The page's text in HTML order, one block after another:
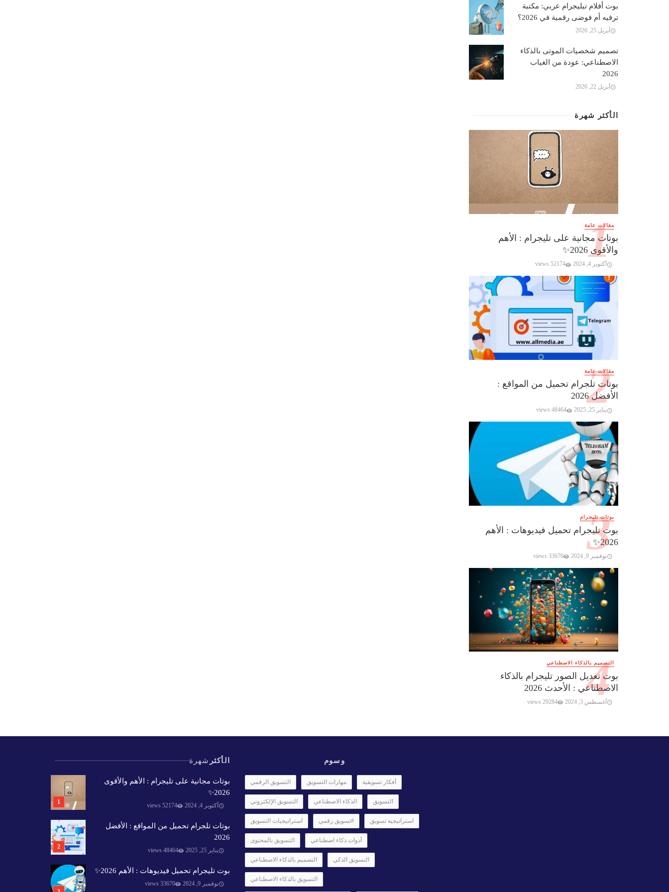
بوت أفلام تيليجرام عربي: مكتبة
ترفيه أم فوضى رقمية في 2026؟
أبريل 25, 2026
تصميم شخصيات الموتى بالذكاء
الاصطناعي: عودة من الغياب
2026
أبريل 22, 2026
الأكثر شهرة
مقالات عامة
بوتات مجانية على تليجرام : الأهم
والأقوى 2026✨️
أكتوبر 4, 2024 52174 views
مقالات عامة
بوتات تلجرام تحميل من المواقع :
الأفضل 2026
يناير 25, 2025 48464 views
بوتات تليجرام
بوت تليجرام تحميل فيديوهات : الأهم
2026✨️
نوفمبر 9, 2024 33670 views
التصميم بالذكاء الاصطناعي
بوت تعديل الصور تليجرام بالذكاء
الاصطناعي : الأحدث 2026
أغسطس 3, 2024 29284 views
الأكثر شهرة
بوتات مجانية على تليجرام : الأهم والأقوى
2026✨️
أكتوبر 4, 2024 52174 views
بوتات تلجرام تحميل من المواقع : الأفضل
2026
يناير 25, 2025 48464 views
بوت تليجرام تحميل فيديوهات : الأهم 2026✨️
نوفمبر 9, 2024 33670 views
وسوم
التسويق الرقمي مهارات التسويق أفكار تسويقية
التسويق الإلكتروني الذكاء الاصطناعي التسويق
استراتيجيات التسويق #تسويق رقمي استراتيجية تسويق
التسويق بالمحتوى أدوات ذكاء اصطناعي
التصميم بالذكاء الاصطناعي التسويق الذكي
التسويق بالذكاء الاصطناعي